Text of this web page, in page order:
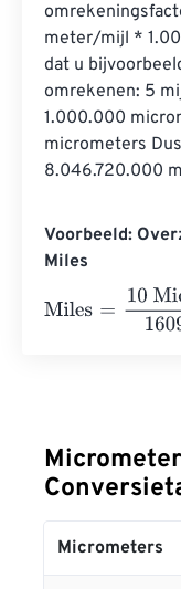
meter/mijl *
dat u
omrekenen: 5
1.000.000
micrometers
8.046.720.000
Voorbeeld:
Miles
Miles
10
Micrometers